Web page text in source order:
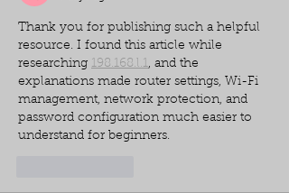
Thank you for publishing such a helpful
resource. I found this article while
researching 198.168.l.1, and the
explanations made router settings, Wi-Fi
management, network protection, and
password configuration much easier to
understand for beginners.